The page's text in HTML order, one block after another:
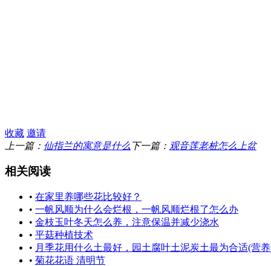
收藏 邀请
上一篇： 仙指兰的寓意是什么 下一篇： 观音莲老桩怎么上盆
相关阅读
• 在家里养哪些花比较好？
• 一帆风顺为什么会烂根，一帆风顺烂根了怎么办
• 金枝玉叶冬天怎么养，注意保温并减少浇水
• 平菇种植技术
• 月季花用什么土最好，园土腐叶土泥炭土最为合适(营
• 菊花花语 清明节